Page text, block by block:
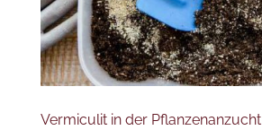
Vermiculit in der Pflanzenanzucht